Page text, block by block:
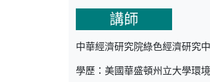
講師
中華經濟研究院綠色經濟研究
學歷：美國華盛頓州立大學環